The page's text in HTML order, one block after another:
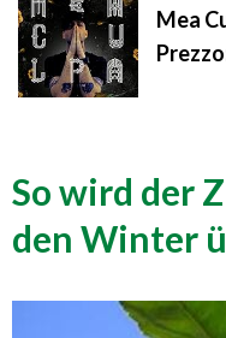
Mea
So wird der
den Winter